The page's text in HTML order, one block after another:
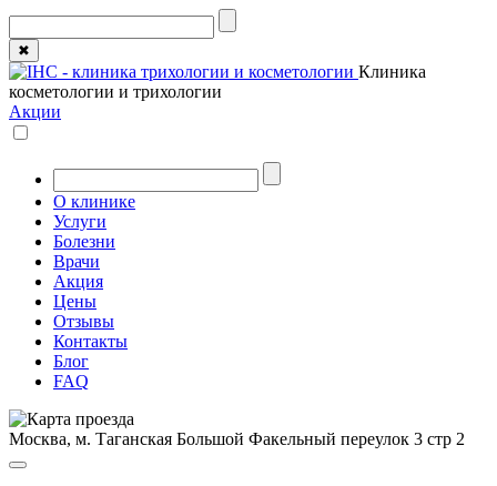
✖
Клиника
косметологии и трихологии
Акции
О клинике
Услуги
Болезни
Врачи
Акция
Цены
Отзывы
Контакты
Блог
FAQ
Москва, м. Таганская Большой Факельный переулок 3 стр 2